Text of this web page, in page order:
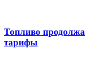
Топливо
тарифы